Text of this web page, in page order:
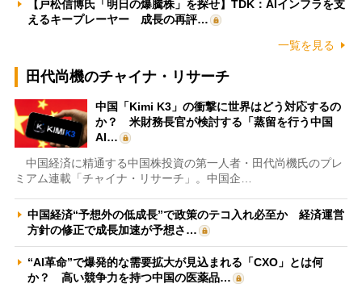
【戸松信博氏「明日の爆騰株」を探せ】TDK：AIインフラを支
えるキープレーヤー 成長の再評…
一覧を見る
田代尚機のチャイナ・リサーチ
中国「Kimi K3」の衝撃に世界はどう対応するの
か？ 米財務長官が検討する「蒸留を行う中国
AI…
中国経済に精通する中国株投資の第一人者・田代尚機氏のプレ
ミアム連載「チャイナ・リサーチ」。中国企…
中国経済“予想外の低成長”で政策のテコ入れ必至か 経済運営
方針の修正で成長加速が予想さ…
“AI革命”で爆発的な需要拡大が見込まれる「CXO」とは何
か？ 高い競争力を持つ中国の医薬品…